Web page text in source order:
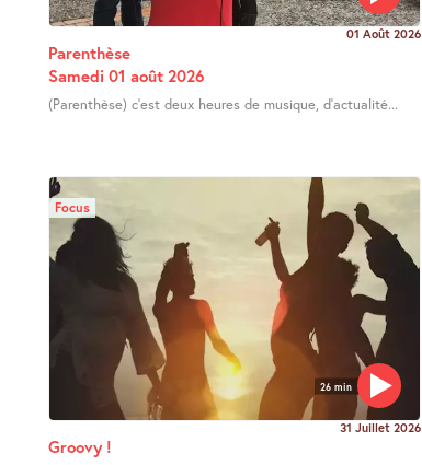
01 Août 2026
Parenthèse
Samedi 01 août 2026
(Parenthèse) c’est deux heures de musique, d’actualité...
26 min
Focus
31 Juillet 2026
Groovy !